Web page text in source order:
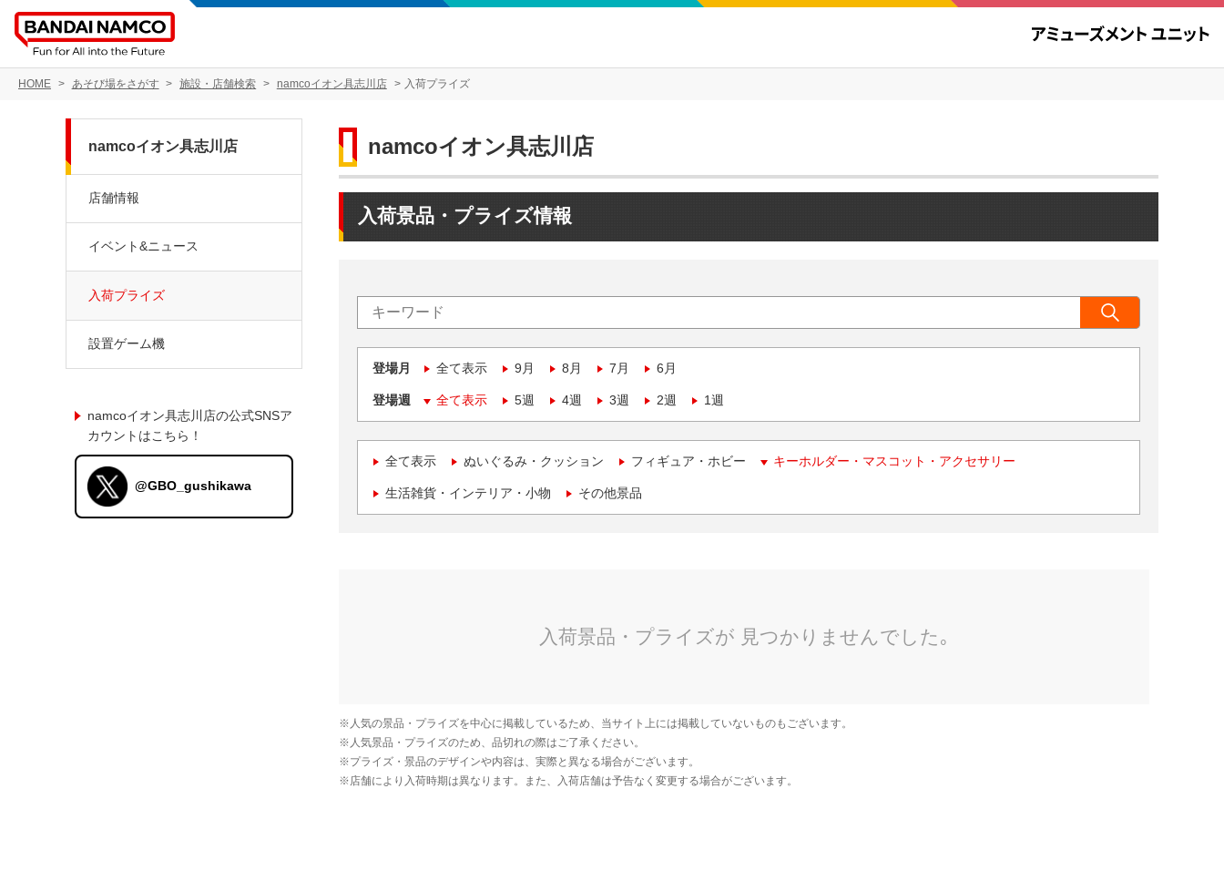
HOME あそび場をさがす 施設・店舗検索 namcoイオン具志川店 入荷プライズ
namcoイオン具志川店
入荷景品・プライズ情報
登場月 全て表示 9月 8月 7月 6月
登場週 全て表示 5週 4週 3週 2週 1週
全て表示 ぬいぐるみ・クッション フィギュア・ホビー キーホルダー・マスコット・アクセサリー
生活雑貨・インテリア・小物 その他景品
namcoイオン具志川店
店舗情報
イベント&ニュース
入荷プライズ
設置ゲーム機
namcoイオン具志川店の公式SNSア
カウントはこちら！
@GBO_gushikawa